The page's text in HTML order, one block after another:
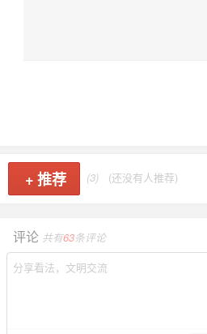
+ 推荐 (3) (还没有人推荐)
评论 共有63条评论